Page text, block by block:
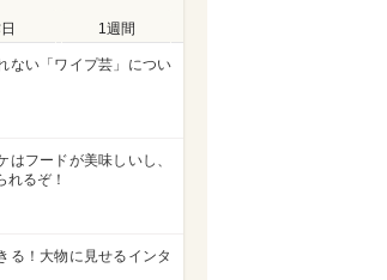
1週間
ない「ワイプ芸」につい
はフードが美味しいし、
れるぞ！
る！大物に見せるインタ